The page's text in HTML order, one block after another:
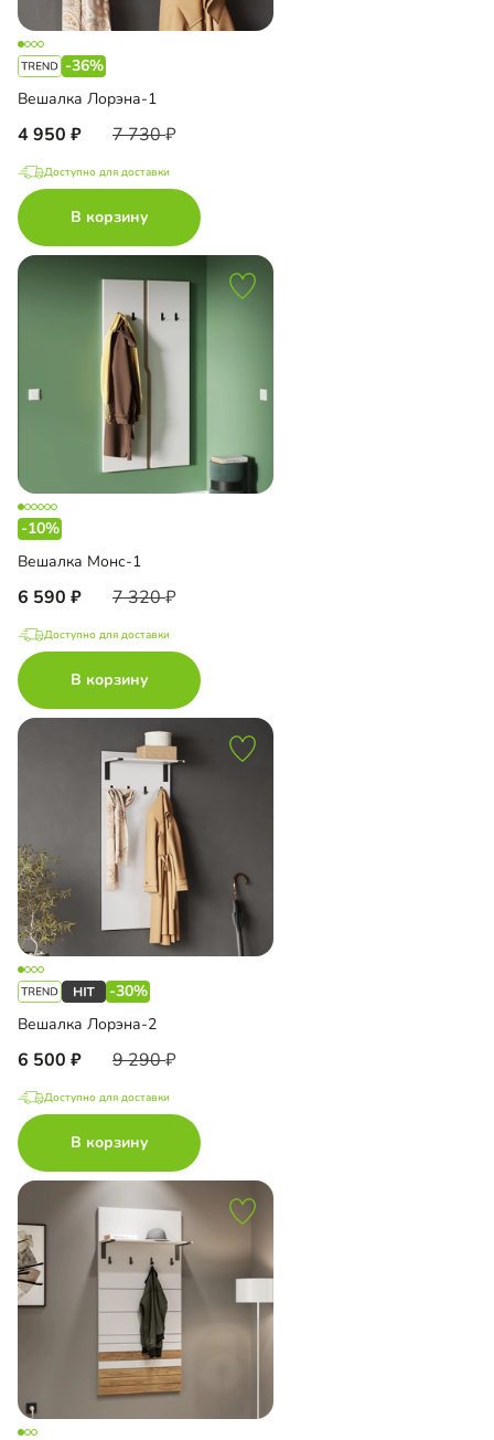
-36%
Вешалка Лорэна-1
4 950 7 730
Доступно для доставки
В корзину
-10%
Вешалка Монс-1
6 590 7 320
Доступно для доставки
В корзину
-30%
Вешалка Лорэна-2
6 500 9 290
Доступно для доставки
В корзину